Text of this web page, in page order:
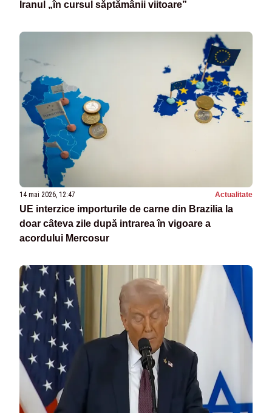
Iranul „în cursul săptămânii viitoare”
14 mai 2026, 12:47 Actualitate
UE interzice importurile de carne din Brazilia la
doar câteva zile după intrarea în vigoare a
acordului Mercosur